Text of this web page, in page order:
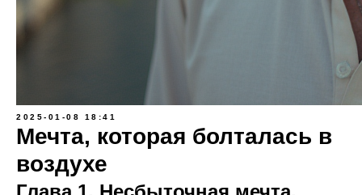
2025-01-08 18:41
Мечта, которая болталась в
воздухе